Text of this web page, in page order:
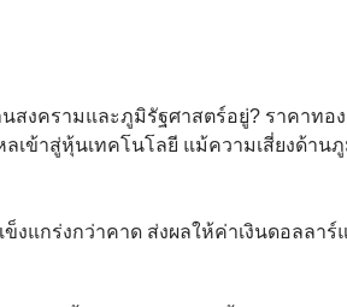
สงครามและภูมิรัฐศาสตร์อยู่? ราคาทอ
เข้าสู่หุ้นเทคโนโลยี แม้ความเสี่ยงด้าน
งแกร่งกว่าคาด ส่งผลให้ค่าเงินดอลลา